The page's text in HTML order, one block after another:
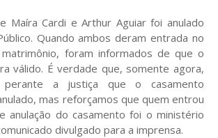
Maíra Cardi e Arthur Aguiar foi anulado
Quando ambos deram entrada no
foram informados de que o
válido. É verdade que, somente agora,
perante a justiça que o casamento
mas reforçamos que quem entrou
anulação do casamento foi o ministério
divulgado para a imprensa.